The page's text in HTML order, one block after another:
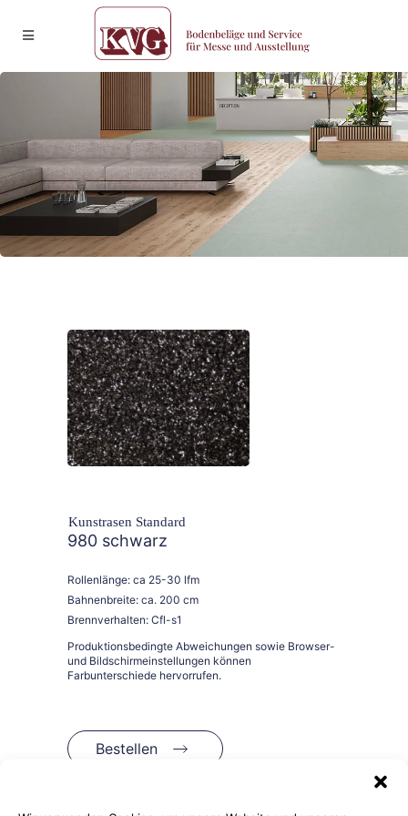
980 schwarz
Rollenlänge: ca 25-30 lfm
Bahnenbreite: ca. 200 cm
Brennverhalten: Cfl-s1
Bestellen
Kunstrasen Standard